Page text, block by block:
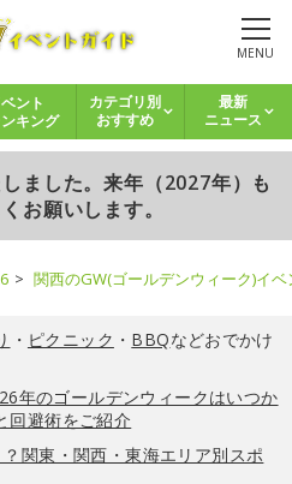
MENU
ント
キング
カテゴリ別
おすすめ
最新
ニュース
ました。来年（2027年）も
お願いします。
関西のGW(ゴールデンウィーク)イ
・ ピクニック ・ BBQなどおでかけ
年のゴールデンウィークはいつか
回避術をご紹介
関東・関西・東海エリア別スポ